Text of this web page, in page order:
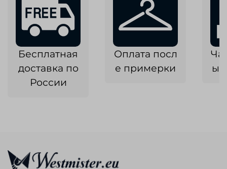
Бесплатная
доставка по
России
Оплата посл
е примерки